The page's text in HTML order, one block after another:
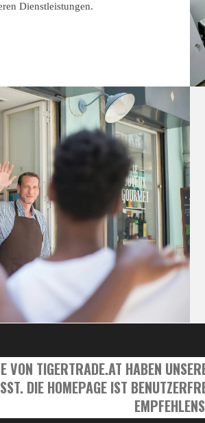
Dienstleistungen.
VON TIGERTRADE.AT HABEN
DIE HOMEPAGE IST